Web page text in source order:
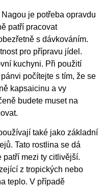
je potřeba opravdu
patří pracovat
s dávkováním.
pro přípravu jídel.
kuchyni. Při použití
počítejte s tím, že se
kapsaicinu a vy
budete muset na
také jako základní
Tato rostlina se dá
patří mezi ty citlivější.
z tropických nebo
teplo. V případě